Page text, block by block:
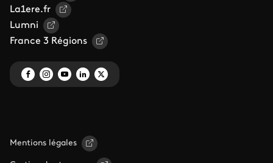
La1ere.fr
Lumni
France 3 Régions
Mentions légales